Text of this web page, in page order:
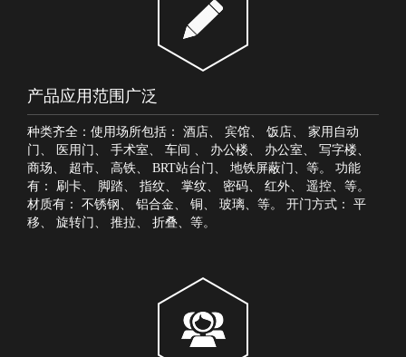
产品应用范围广泛
种类齐全：使用场所包括： 酒店、 宾馆、 饭店、 家用自动
门 、 医用门 、 手术室、 车间 、 办公楼、 办公室、 写字楼、
商场、 超市、 高铁、 BRT站台门 、 地铁屏蔽门 、等。 功能
有： 刷卡、 脚踏、 指纹、 掌纹、 密码、 红外、 遥控、等。
材质有： 不锈钢 、 铝合金、 铜 、 玻璃、等。 开门方式： 平
移、 旋转门 、 推拉、 折叠、等。